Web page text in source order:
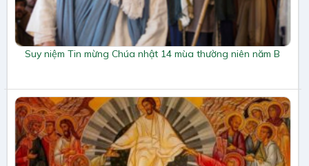
Suy niệm Tin mừng Chúa nhật 14 mùa thường niên năm B